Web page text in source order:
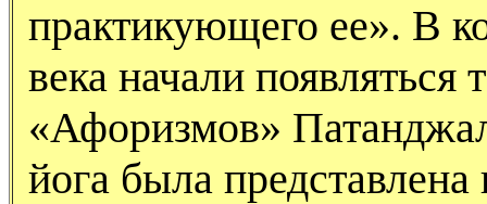
практикующего ее». В
века начали появляться
«Афоризмов»
йога была